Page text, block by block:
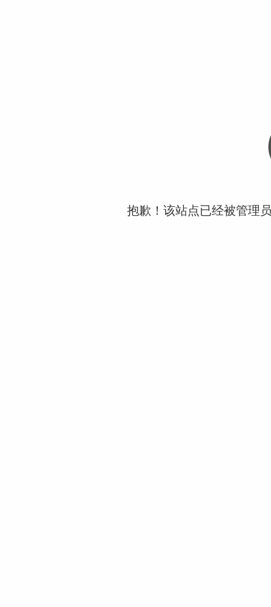
抱歉！该站点已经被管理